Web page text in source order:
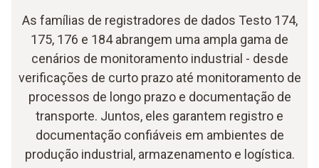
As famílias de registradores de dados Testo 174,
175, 176 e 184 abrangem uma ampla gama de
cenários de monitoramento industrial - desde
verificações de curto prazo até monitoramento de
processos de longo prazo e documentação de
transporte. Juntos, eles garantem registro e
documentação confiáveis em ambientes de
produção industrial, armazenamento e logística.